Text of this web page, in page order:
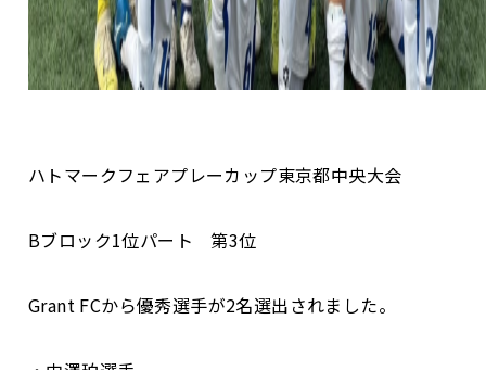
ハトマークフェアプレーカップ東京都中央大会
Bブロック1位パート 第3位
Grant FCから優秀選手が2名選出されました。